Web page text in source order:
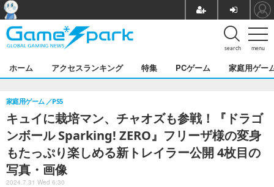
menu
search
ホーム アクセスランキング 特集 PCゲーム 家庭用ゲー
キュイに栽培マン、チャオズも参戦！『ドラゴ
ンボール Sparking! ZERO』フリーザ様の変身
もたっぷり楽しめる新トレイラー公開 4枚目の
写真・画像
家庭用ゲーム PS5
2024.7.31 Wed 6:30